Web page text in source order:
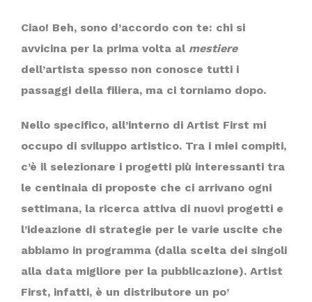
Ciao! Beh, sono d’accordo con te: chi si
avvicina per la prima volta al mestiere
dell’artista spesso non conosce tutti i
passaggi della filiera, ma ci torniamo dopo.
Nello specifico, all’interno di Artist First mi
occupo di sviluppo artistico. Tra i miei compiti,
c’è il selezionare i progetti più interessanti tra
le centinaia di proposte che ci arrivano ogni
settimana, la ricerca attiva di nuovi progetti e
l’ideazione di strategie per le varie uscite che
abbiamo in programma (dalla scelta dei singoli
alla data migliore per la pubblicazione). Artist
First, infatti, è un distributore un po’